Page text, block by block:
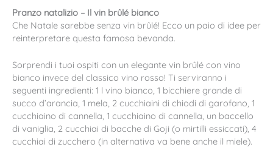
Pranzo natalizio – Il vin brûlé bianco
Che Natale sarebbe senza vin brûlé! Ecco un paio di idee per
reinterpretare questa famosa bevanda.
Sorprendi i tuoi ospiti con un elegante vin brûlé con vino
bianco invece del classico vino rosso! Ti serviranno i
seguenti ingredienti: 1 l vino bianco, 1 bicchiere grande di
succo d’arancia, 1 mela, 2 cucchiaini di chiodi di garofano, 1
cucchiaino di cannella, 1 cucchiaino di cannella, un baccello
di vaniglia, 2 cucchiai di bacche di Goji (o mirtilli essiccati), 4
cucchiai di zucchero (in alternativa va bene anche il miele).